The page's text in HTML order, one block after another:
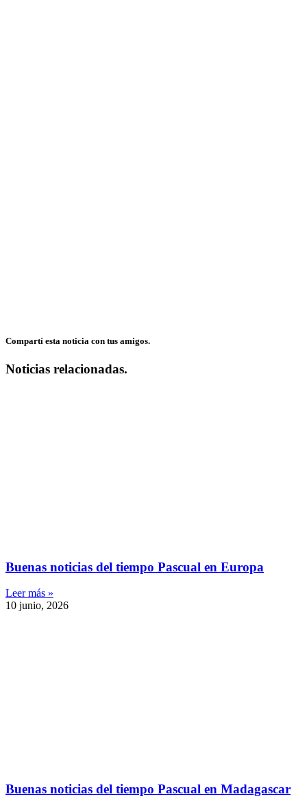
Compartí esta noticia con tus amigos.
Noticias relacionadas.
Buenas noticias del tiempo Pascual en Europa
Leer más »
10 junio, 2026
Buenas noticias del tiempo Pascual en Madagascar